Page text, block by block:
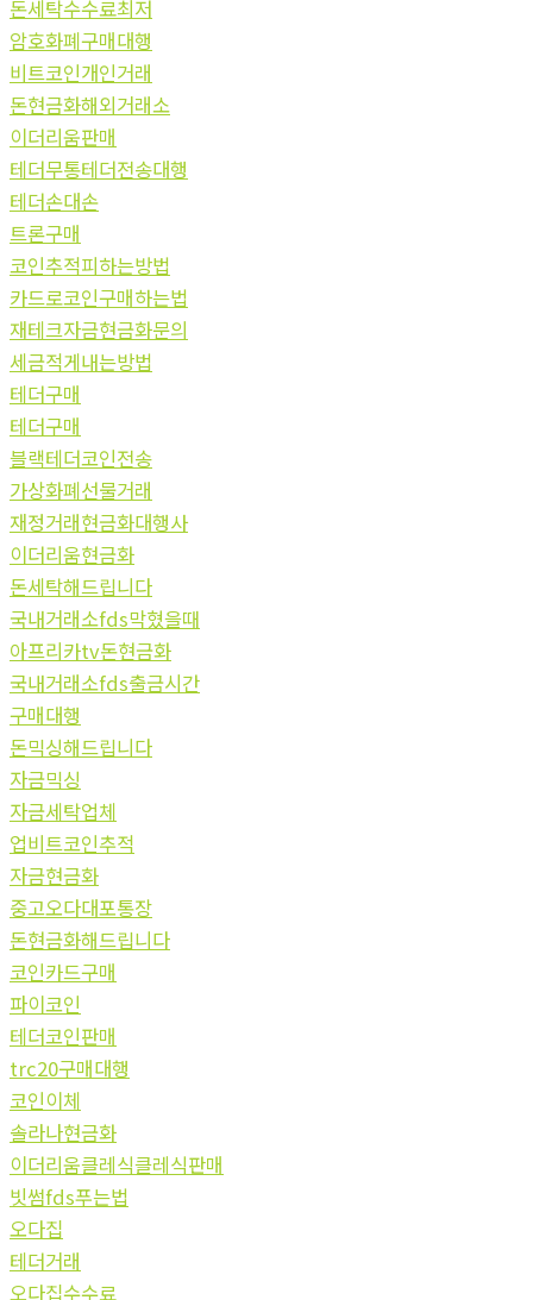
돈세탁수수료최저
암호화폐구매대행
비트코인개인거래
돈현금화해외거래소
이더리움판매
테더무통테더전송대행
테더손대손
트론구매
코인추적피하는방법
카드로코인구매하는법
재테크자금현금화문의
세금적게내는방법
테더구매
테더구매
블랙테더코인전송
가상화폐선물거래
재정거래현금화대행사
이더리움현금화
돈세탁해드립니다
국내거래소fds막혔을때
아프리카tv돈현금화
국내거래소fds출금시간
구매대행
돈믹싱해드립니다
자금믹싱
자금세탁업체
업비트코인추적
자금현금화
중고오다대포통장
돈현금화해드립니다
코인카드구매
파이코인
테더코인판매
trc20구매대행
코인이체
솔라나현금화
이더리움클레식클레식판매
빗썸fds푸는법
오다집
테더거래
오다집수수료